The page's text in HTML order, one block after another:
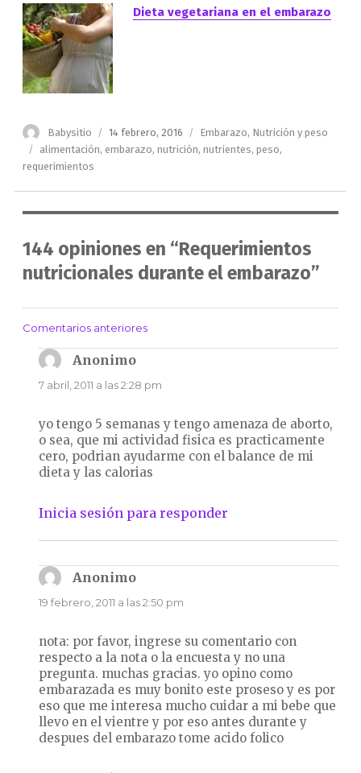
Dieta vegetariana en el embarazo
Autor
Babysitio
Publicado
el
14 febrero, 2016 Categorías
Embarazo, Nutrición y peso
Etiquetas
alimentación, embarazo, nutrición, nutrientes, peso,
requerimientos
144 opiniones en “Requerimientos
nutricionales durante el embarazo”
Navegación
de
comentarios
Comentarios anteriores
Anonimodice:
7 abril, 2011 a las 2:28 pm
yo tengo 5 semanas y tengo amenaza de aborto,
o sea, que mi actividad fisica es practicamente
cero, podrian ayudarme con el balance de mi
dieta y las calorias
Inicia sesión para responder
Anonimodice:
19 febrero, 2011 a las 2:50 pm
nota: por favor, ingrese su comentario con
respecto a la nota o la encuesta y no una
pregunta. muchas gracias. yo opino como
embarazada es muy bonito este proseso y es por
eso que me interesa mucho cuidar a mi bebe que
llevo en el vientre y por eso antes durante y
despues del embarazo tome acido folico